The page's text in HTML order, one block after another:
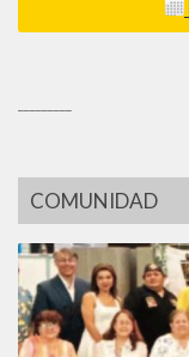
COMUNIDAD